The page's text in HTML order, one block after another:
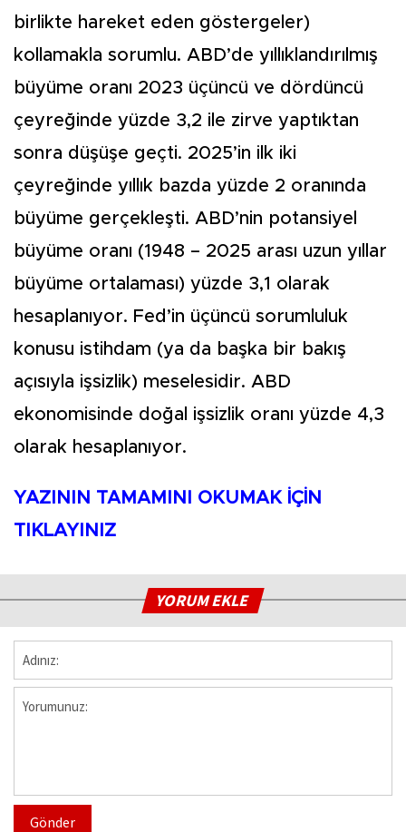
birlikte hareket eden göstergeler)
kollamakla sorumlu. ABD’de yıllıklandırılmış
büyüme oranı 2023 üçüncü ve dördüncü
çeyreğinde yüzde 3,2 ile zirve yaptıktan
sonra düşüşe geçti. 2025’in ilk iki
çeyreğinde yıllık bazda yüzde 2 oranında
büyüme gerçekleşti. ABD’nin potansiyel
büyüme oranı (1948 – 2025 arası uzun yıllar
büyüme ortalaması) yüzde 3,1 olarak
hesaplanıyor. Fed’in üçüncü sorumluluk
konusu istihdam (ya da başka bir bakış
açısıyla işsizlik) meselesidir. ABD
ekonomisinde doğal işsizlik oranı yüzde 4,3
olarak hesaplanıyor.
YAZININ TAMAMINI OKUMAK İÇİN
TIKLAYINIZ
YORUM EKLE
Gönder